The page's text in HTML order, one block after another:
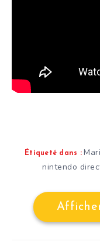
Étiqueté dans :
nintendo